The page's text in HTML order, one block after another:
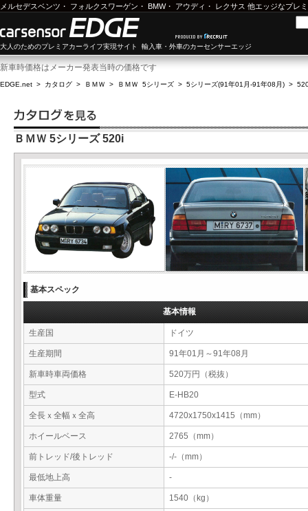
メルセデスベンツ ・ フォルクスワーゲン ・ BMW・ アウディ ・ レクサス 他エッジなプレ
大人のためのプレミアカーライフ実現サイト 輸入車・外車のカーセンサーエッジ
新車時価格はメーカー発表当時の価格です
EDGE.net > カタログ > ＢＭＷ > ＢＭＷ 5シリーズ > 5シリーズ(91年01月-91年08月) >
ＢＭＷ 5シリーズ 520i
基本スペック
基本情報
生産国 ドイツ
生産期間 91年01月～91年08月
新車時車両価格 520万円（税抜）
型式 E-HB20
全長ｘ全幅ｘ全高 4720x1750x1415（mm）
ホイールベース 2765（mm）
前トレッド/後トレッド -/-（mm）
最低地上高 -
車体重量 1540（kg）